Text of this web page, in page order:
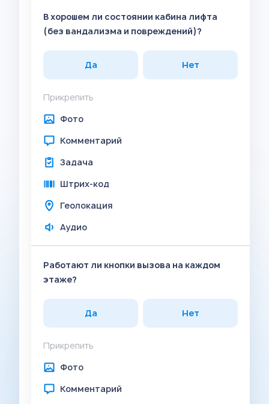
В хорошем ли состоянии кабина лифта
(без вандализма и повреждений)?
Да Нет
Прикрепить
Фото
Комментарий
Задача
Штрих-код
Геолокация
Аудио
Работают ли кнопки вызова на каждом
этаже?
Да Нет
Прикрепить
Фото
Комментарий